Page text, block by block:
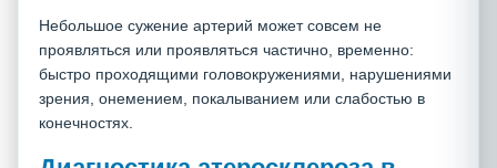
Небольшое сужение артерий может совсем не
проявляться или проявляться частично, временно:
быстро проходящими головокружениями, нарушениями
зрения, онемением, покалыванием или слабостью в
конечностях.